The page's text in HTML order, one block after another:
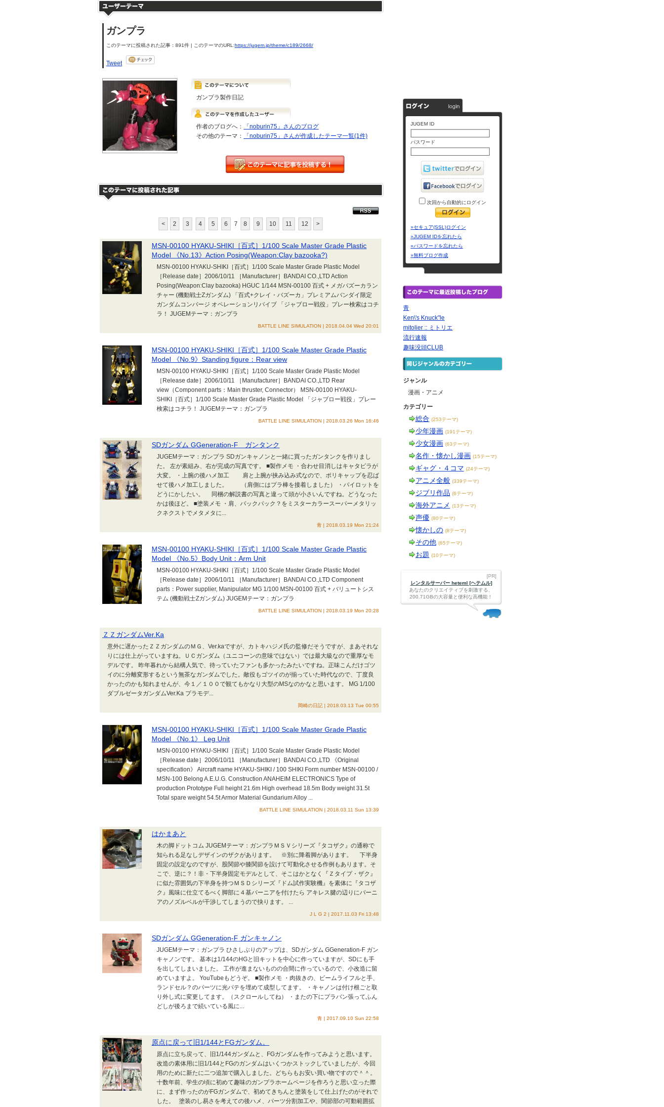
ガンプラ
このテーマに投稿された記事：891件 | このテーマのURL:https://jugem.jp/theme/c189/2668/
Tweet
ガンプラ製作日記
作者のブログへ：
「noburin75」さんのブログ
その他のテーマ：
「noburin75」さんが作成したテーマ一覧(1件)
< 2 3 4 5 6 7 8 9 10 11 12 >
MSN-00100 HYAKU-SHIKI［百式］1/100 Scale Master Grade Plastic
Model 《No.13》Action Posing(Weapon:Clay bazooka?)
MSN-00100 HYAKU-SHIKI［百式］1/100 Scale Master Grade Plastic Model
［Release date］2006/10/11 ［Manufacturer］BANDAI CO.,LTD Action
Posing(Weapon:Clay bazooka) HGUC 1/144 MSN-00100 百式 + メガバズーカラン
チャー (機動戦士Zガンダム) 「百式+クレイ・バズーカ」プレミアムバンダイ限定
ガンダムコンバージ オペレーションリバイブ 「ジャブロー戦役」プレー検索はコチ
ラ！ JUGEMテーマ：ガンプラ
BATTLE LINE SIMULATION | 2018.04.04 Wed 20:01
MSN-00100 HYAKU-SHIKI［百式］1/100 Scale Master Grade Plastic
Model 《No.9》Standing figure：Rear view
MSN-00100 HYAKU-SHIKI［百式］1/100 Scale Master Grade Plastic Model
［Release date］2006/10/11 ［Manufacturer］BANDAI CO.,LTD Rear
view（Component parts：Main thruster, Connector） MSN-00100 HYAKU-
SHIKI［百式］1/100 Scale Master Grade Plastic Model 「ジャブロー戦役」プレー
検索はコチラ！ JUGEMテーマ：ガンプラ
BATTLE LINE SIMULATION | 2018.03.26 Mon 16:46
SDガンダム GGeneration-F ガンタンク
JUGEMテーマ：ガンプラ SDガンキャノンと一緒に買ったガンタンクを作りまし
た。 左が素組み、右が完成の写真です。 ■製作メモ ・合わせ目消しはキャタピラが
大変。 ・上腕の後ハメ加工 肩と上腕が挟み込み式なので、ポリキャップを忍ば
せて後ハメ加工しました。 （肩側にはプラ棒を接着しました） ・パイロットを
どうにかしたい。 同梱の解説書の写真と違って頭が小さいんですね。どうなった
かは後ほど。 ■塗装メモ ・肩、バックパック？をミスターカラースーパーメタリッ
クネクストでメタメタに...
青 | 2018.03.19 Mon 21:24
MSN-00100 HYAKU-SHIKI［百式］1/100 Scale Master Grade Plastic
Model 《No.5》Body Unit：Arm Unit
MSN-00100 HYAKU-SHIKI［百式］1/100 Scale Master Grade Plastic Model
［Release date］2006/10/11 ［Manufacturer］BANDAI CO.,LTD Component
parts：Power supplier, Manipulator MG 1/100 MSN-00100 百式 + バリュートシス
テム (機動戦士Zガンダム) JUGEMテーマ：ガンプラ
BATTLE LINE SIMULATION | 2018.03.19 Mon 20:28
ＺＺガンダムVer.Ka
意外に遅かったＺＺガンダムのＭＧ、Ver.kaですが、カトキハジメ氏の監修だそうですが、まあそれな
りには仕上がっていますね。ＵＣガンダム（ユニコーンの意味ではない）では最大級なので重厚なモ
デルです。 昨年暮れから結構人気で、待っていたファンも多かったみたいですね。正味こんだけゴツ
イのに分離変形するという無茶なガンダムでした。敵役もゴツイのが揃っていた時代なので、丁度良
かったのかも知れませんが、今１／１００で観てもかなり大型のMSなのかなと思います。 MG 1/100
ダブルゼータガンダムVer.Ka プラモデ...
岡崎の日記 | 2018.03.13 Tue 00:55
MSN-00100 HYAKU-SHIKI［百式］1/100 Scale Master Grade Plastic
Model 《No.1》 Leg Unit
MSN-00100 HYAKU-SHIKI［百式］1/100 Scale Master Grade Plastic Model
［Release date］2006/10/11 ［Manufacturer］BANDAI CO.,LTD 《Original
specification》 Aircraft name HYAKU-SHIKI / 100 SHIKI Form number MSN-00100 /
MSN-100 Belong A.E.U.G. Construction ANAHEIM ELECTRONICS Type of
production Prototype Full height 21.6m High overhead 18.5m Body weight 31.5t
Total spare weight 54.5t Armor Material Gundarium Alloy ...
BATTLE LINE SIMULATION | 2018.03.11 Sun 13:39
はかまあと
木の脚ドットコム JUGEMテーマ：ガンプラＭＳＶシリーズ『タコザク』の通称で
知られる足なしデザインのザクがあります。 ※別に降着脚があります。 下半身
固定の設定なのですが、股関節や膝関節を設けて可動化させる作例もあります。そ
こで、逆に？！非・下半身固定モデルとして、そこはかとなく『Ｚタイプ・ザク』
に似た雰囲気の下半身を持つＭＳＤシリーズ『ドム試作実験機』を素体に『タコザ
ク』風味に仕立てるべく脚部に４基バーニアを付けたら アキレス腱の辺りにバーニ
アのノズルベルが干渉してしまうので抉ります。 ...
J L G 2 | 2017.11.03 Fri 13:48
SDガンダム GGeneration-F ガンキャノン
JUGEMテーマ：ガンプラ ひさしぶりのアップは、SDガンダム GGeneration-F ガン
キャノンです。 基本は1/144のHGと旧キットを中心に作っていますが、SDにも手
を出してしまいました。 工作が進まないものの合間に作っているので、小改造に留
めていますよ。 YouTubeもどうぞ。 ■製作メモ ・肉抜きの、ビームライフルと手、
ランドセル？のパーツに光パテを埋めて成型してます。 ・キャノンは付け根ごと取
り外し式に変更してます。（スクロールしてね） ・またの下にプラバン張ってふん
どしが後ろまで続いている風に...
青 | 2017.09.10 Sun 22:58
原点に戻って旧1/144とFGガンダム。
原点に立ち戻って、旧1/144ガンダムと、FGガンダムを作ってみようと思います。
改造の素体用に旧1/144とFGのガンダムはいくつかストックしていましたが、今回
用のために新たに二つ追加で購入しました。どちらもお安い買い物ですので＾＾。
十数年前、学生の頃に初めて趣味のガンプラホームページを作ろうと思い立った際
に、まず作ったのがFGガンダムで、初めてきちんと塗装をして仕上げたのがそれで
した。 塗装のし易さを考えての後ハメ、パーツ分割加工や、関節部の可動範囲拡
JUGEM ID
パスワード
次回から自動的にログイン
»セキュア(SSL)ログイン
»JUGEM IDを忘れたら
»パスワードを忘れたら
»無料ブログ作成
青
Ken\'s Knuck"le
mitolier :: ミトリエ
流行速報
趣味没頭CLUB
ジャンル
漫画・アニメ
カテゴリー
総合 (253テーマ)
少年漫画 (191テーマ)
少女漫画 (63テーマ)
名作・懐かし漫画 (15テーマ)
ギャグ・４コマ (24テーマ)
アニメ全般 (339テーマ)
ジブリ作品 (6テーマ)
海外アニメ (13テーマ)
声優 (80テーマ)
懐かしの (8テーマ)
その他 (65テーマ)
お題 (10テーマ)
[PR]
レンタルサーバー heteml [ヘテムル]
あなたのクリエイティブを刺激する、
200.71GBの大容量と便利な高機能！